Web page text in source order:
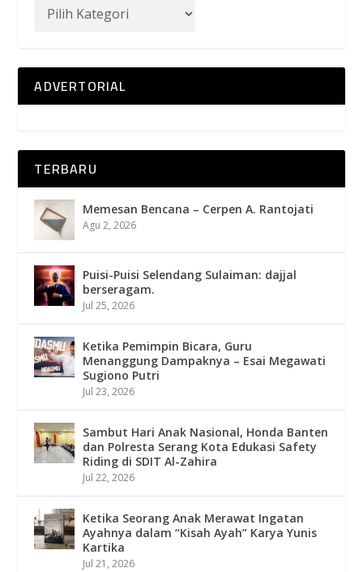
ADVERTORIAL
TERBARU
Memesan Bencana – Cerpen A. Rantojati
Agu 2, 2026
Puisi-Puisi Selendang Sulaiman: dajjal
berseragam.
Jul 25, 2026
Ketika Pemimpin Bicara, Guru
Menanggung Dampaknya – Esai Megawati
Sugiono Putri
Jul 23, 2026
Sambut Hari Anak Nasional, Honda Banten
dan Polresta Serang Kota Edukasi Safety
Riding di SDIT Al-Zahira
Jul 22, 2026
Ketika Seorang Anak Merawat Ingatan
Ayahnya dalam “Kisah Ayah” Karya Yunis
Kartika
Jul 21, 2026